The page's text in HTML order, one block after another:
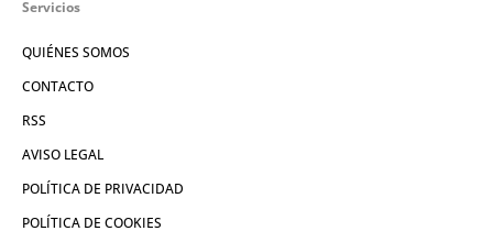
Servicios
QUIÉNES SOMOS
CONTACTO
RSS
AVISO LEGAL
POLÍTICA DE PRIVACIDAD
POLÍTICA DE COOKIES